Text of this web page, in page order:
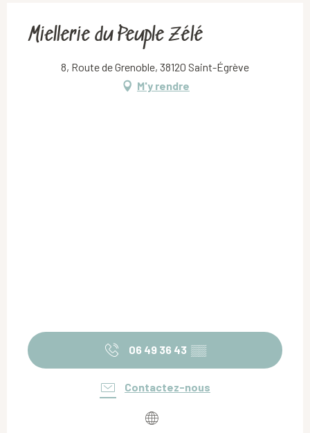
Miellerie du Peuple Zélé
8, Route de Grenoble, 38120 Saint-Égrève
M'y rendre
06 49 36 43 ▒▒
Contactez-nous